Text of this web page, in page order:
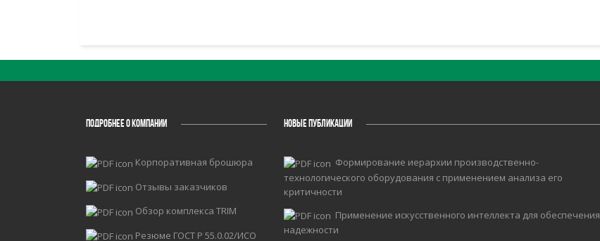
ПОДРОБНЕЕ О КОМПАНИИ
Корпоративная брошюра
Отзывы заказчиков
Обзор комплекса TRIM
Резюме ГОСТ Р 55.0.02/ИСО
НОВЫЕ ПУБЛИКАЦИИ
Формирование иерархии производственно-
технологического оборудования с применением анализа его
критичности
Применение искусственного интеллекта для обеспечения
надежности